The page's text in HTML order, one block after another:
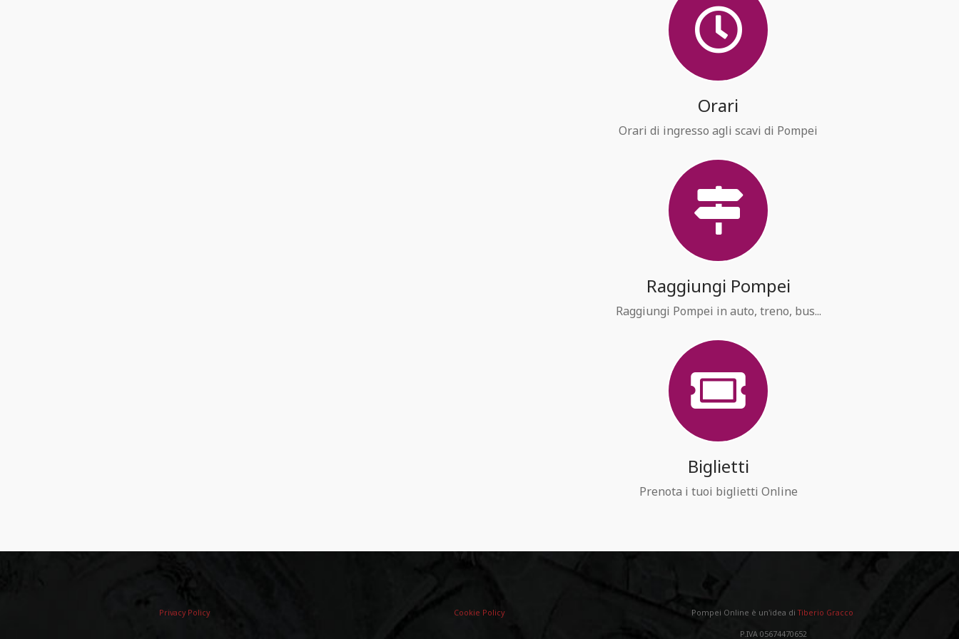
Orari
Orari di ingresso agli scavi di Pompei
Raggiungi Pompei
Raggiungi Pompei in auto, treno, bus...
Biglietti
Prenota i tuoi biglietti Online
Privacy Policy Cookie Policy Pompei Online è un'idea diTiberio Gracco
P.IVA 05674470652